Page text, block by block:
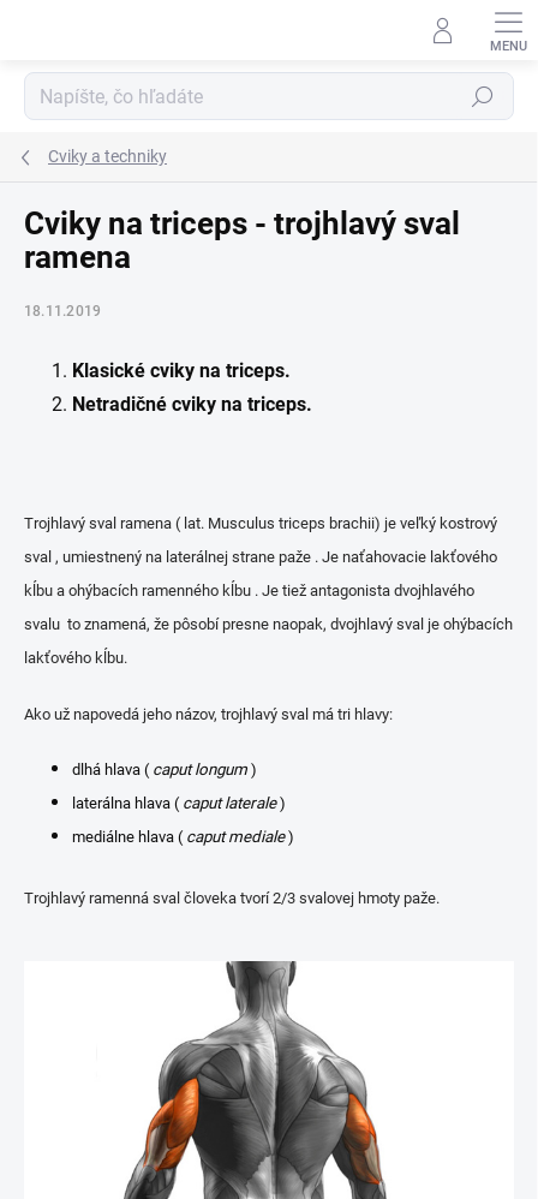
Hľadať
Cviky a techniky
Cviky na triceps - trojhlavý sval
ramena
18.11.2019
Klasické cviky na triceps.
Netradičné cviky na triceps.
Trojhlavý sval ramena ( lat. Musculus triceps brachii) je veľký kostrový
sval , umiestnený na laterálnej strane paže . Je naťahovacie lakťového
kĺbu a ohýbacích ramenného kĺbu . Je tiež antagonista dvojhlavého
svalu to znamená, že pôsobí presne naopak, dvojhlavý sval je ohýbacích
lakťového kĺbu.
Ako už napovedá jeho názov, trojhlavý sval má tri hlavy:
dlhá hlava ( caput longum )
laterálna hlava ( caput laterale)
mediálne hlava ( caput mediale)
Trojhlavý ramenná sval človeka tvorí 2/3 svalovej hmoty paže.